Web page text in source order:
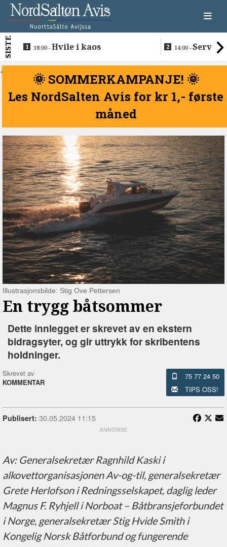
SISTE 18:00 -Hvile i kaos 14:00 -
beboerne
<
🌞 SOMMERKAMPANJE! 🌞
Les NordSalten Avis for kr 1,- første
måned
Illustrasjonsbilde: Stig Ove Pettersen
En trygg båtsommer
Dette innlegget er skrevet av en ekstern
bidragsyter, og gir uttrykk for skribentens
holdninger.
Skrevet av
KOMMENTAR
75 77 24 50
TIPS OSS!
Publisert: 30.05.2024 11:15
Av: Generalsekretær Ragnhild Kaski i
alkovettorganisasjonen Av-og-til, generalsekretær
Grete Herlofson i Redningsselskapet, daglig leder
Magnus F. Ryhjell i Norboat – Båtbransjeforbundet
i Norge, generalsekretær Stig Hvide Smith i
Kongelig Norsk Båtforbund og fungerende